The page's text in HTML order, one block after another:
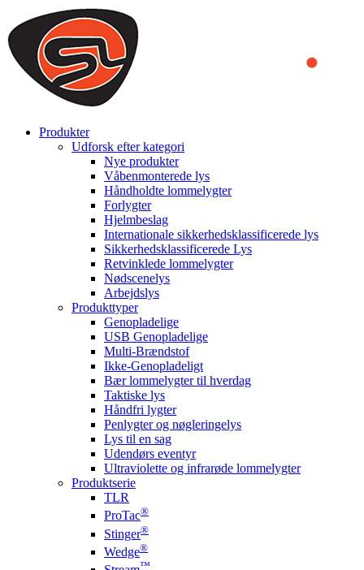
We use cookies to ensure that we provide you the best experience
on our website. By continuing to browse this website, you accept
that cookies are used to help us analyze how the website is used and
to offer you a better experience. To learn more or to find out how
you can disable cookies, you can access our
Produkter
Udforsk efter kategori
Nye produkter
Våbenmonterede lys
Håndholdte lommelygter
Forlygter
Hjelmbeslag
Internationale sikkerhedsklassificerede lys
Sikkerhedsklassificerede Lys
Retvinklede lommelygter
Nødscenelys
Arbejdslys
Produkttyper
Genopladelige
USB Genopladelige
Multi-Brændstof
Ikke-Genopladeligt
Bær lommelygter til hverdag
Taktiske lys
Håndfri lygter
Penlygter og nøgleringelys
Lys til en sag
Udendørs eventyr
Ultraviolette og infrarøde lommelygter
Produktserie
TLR
ProTac®
Stinger®
Wedge®
™